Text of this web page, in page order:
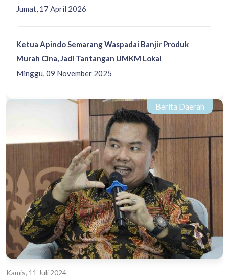
Jumat, 17 April 2026
Minggu, 09 November 2025
Ketua Apindo Semarang Waspadai Banjir Produk
Murah Cina, Jadi Tantangan UMKM Lokal
Berita Daerah
Kamis, 11 Juli 2024